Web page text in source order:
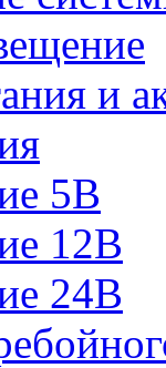
и
5В
12В
24В